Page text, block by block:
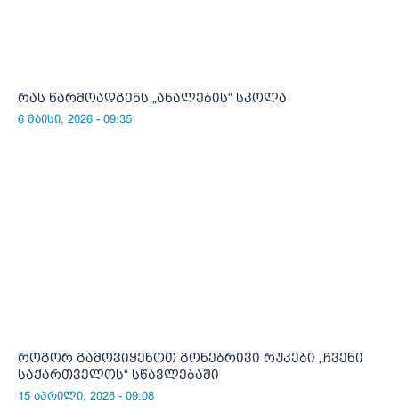
რას წარმოადგენს „ანალების“ სკოლა
6 მაისი, 2026 - 09:35
როგორ გამოვიყენოთ გონებრივი რუკები „ჩვენი
საქართველოს“ სწავლებაში
15 აპრილი, 2026 - 09:08